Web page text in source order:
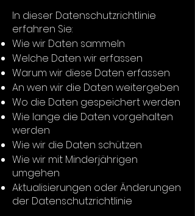
In dieser Datenschutzrichtlinie
erfahren Sie:
Wie wir Daten sammeln
Welche Daten wir erfassen
Warum wir diese Daten erfassen
An wen wir die Daten weitergeben
Wo die Daten gespeichert werden
Wie lange die Daten vorgehalten
werden
Wie wir die Daten schützen
Wie wir mit Minderjährigen
umgehen
Aktualisierungen oder Änderungen
der Datenschutzrichtlinie